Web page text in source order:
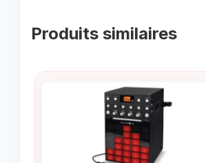
Produits similaires